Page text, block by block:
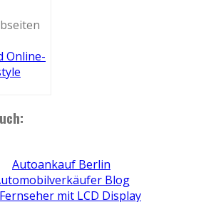
Online-
Autoankauf Berlin
Blog
mit LCD Display